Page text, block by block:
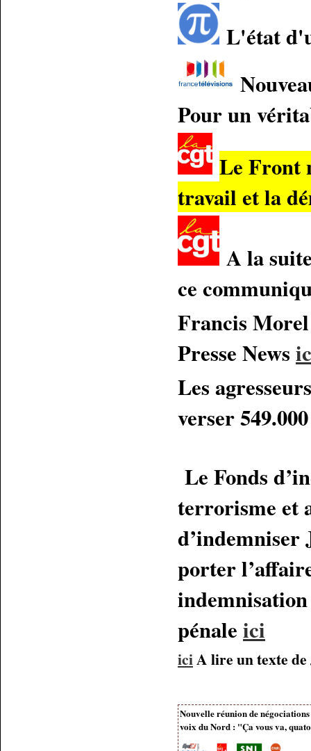
L'état
Pour un
Le Front
travail et la
A la
ce
Francis
Presse News
Les
verser
Le Fonds
terrorisme et
d’indemniser
porter
pénale ici
iciA lire un texte de
Nouvelle réunion de
voix du Nord : "Ça vous va,